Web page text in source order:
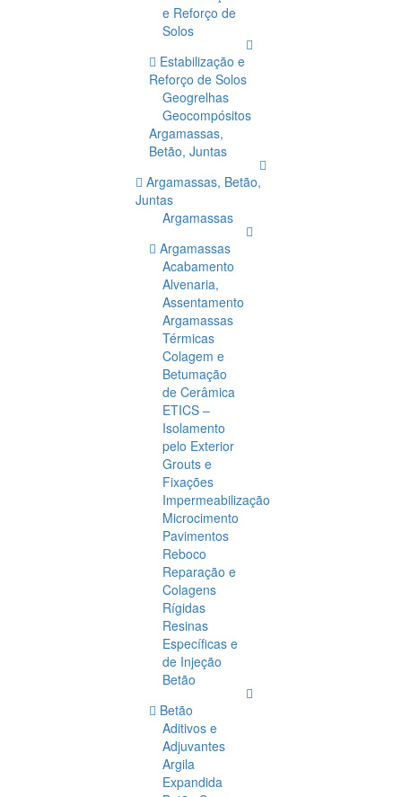
e Reforço de
Solos
Estabilização e
Reforço de Solos
Geogrelhas
Geocompósitos
Argamassas,
Betão, Juntas
Argamassas, Betão,
Juntas
Argamassas
Argamassas
Acabamento
Alvenaria,
Assentamento
Argamassas
Térmicas
Colagem e
Betumação
de Cerâmica
ETICS –
Isolamento
pelo Exterior
Grouts e
Fixações
Impermeabilização
Microcimento
Pavimentos
Reboco
Reparação e
Colagens
Rígidas
Resinas
Específicas e
de Injeção
Betão
Betão
Aditivos e
Adjuvantes
Argila
Expandida